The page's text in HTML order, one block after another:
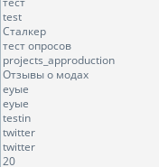
test
Сталкер
тест опросов
projects_approduction
Отзывы о модах
еуые
еуые
testin
twitter
twitter
20